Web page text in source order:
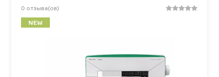
0 отзыва(ов)
NEW